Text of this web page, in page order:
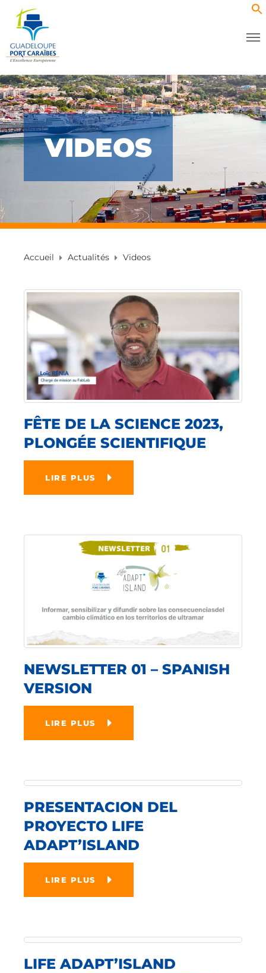
VIDEOS
Accueil Actualités Videos
FÊTE DE LA SCIENCE 2023,
PLONGÉE SCIENTIFIQUE
LIRE PLUS
NEWSLETTER 01 – SPANISH
VERSION
LIRE PLUS
PRESENTACION DEL
PROYECTO LIFE
ADAPT’ISLAND
LIRE PLUS
LIFE ADAPT’ISLAND